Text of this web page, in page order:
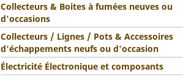
Collecteurs & Boites à fumées neuves ou
d'occasions
Collecteurs / Lignes / Pots & Accessoires
d'échappements neufs ou d'occasion
Électricité Électronique et composants